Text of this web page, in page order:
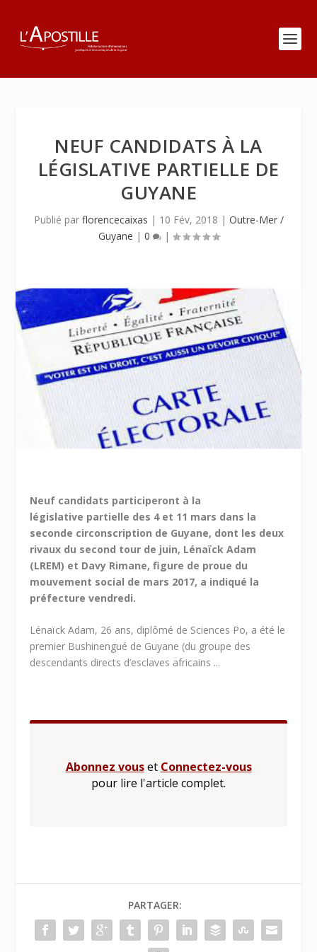
NEUF CANDIDATS À LA
LÉGISLATIVE PARTIELLE DE
GUYANE
Publié par florencecaixas | 10 Fév, 2018 | Outre-Mer /
Guyane | 0 |
Neuf candidats participeront à la
législative partielle des 4 et 11 mars dans la
seconde circonscription de Guyane, dont les deux
rivaux du second tour de juin, Lénaïck Adam
(LREM) et Davy Rimane, figure de proue du
mouvement social de mars 2017, a indiqué la
préfecture vendredi.
Lénaïck Adam, 26 ans, diplômé de Sciences Po, a été le
premier Bushinengué de Guyane (du groupe des
descendants directs d’esclaves africains ...
Abonnez vouset Connectez-vous
pour lire l'article complet.
PARTAGER: